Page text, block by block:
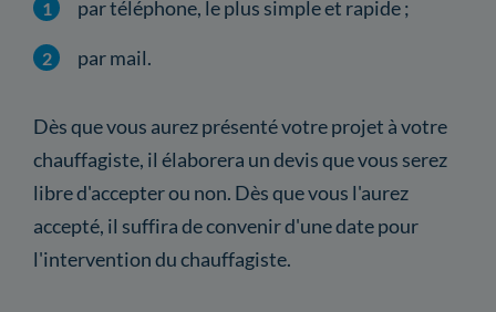
par téléphone, le plus simple et rapide ;
par mail.
Dès que vous aurez présenté votre projet à votre
chauffagiste, il élaborera un devis que vous serez
libre d'accepter ou non. Dès que vous l'aurez
accepté, il suffira de convenir d'une date pour
l'intervention du chauffagiste.